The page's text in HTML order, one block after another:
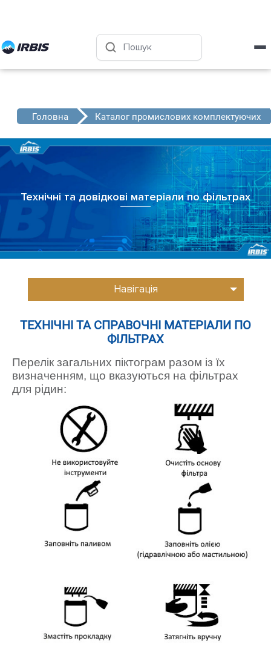
Головна Каталог промислових комплектуючих
Технічні та довідкові матеріали по фільтрах
Навігація
ТЕХНІЧНІ ТА СПРАВОЧНІ МАТЕРІАЛИ ПО
ФІЛЬТРАХ
Перелік загальних піктограм разом із їх
визначенням, що вказуються на фільтрах
для рідин: